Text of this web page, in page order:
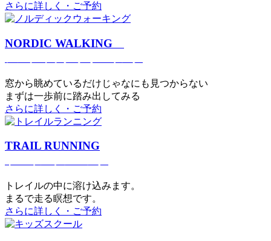
さらに詳しく・ご予約
NORDIC WALKING
窓から眺めているだけじゃなにも見つからない
まずは一歩前に踏み出してみる
さらに詳しく・ご予約
TRAIL RUNNING
トレイルの中に溶け込みます。
まるで⾛る瞑想です。
さらに詳しく・ご予約